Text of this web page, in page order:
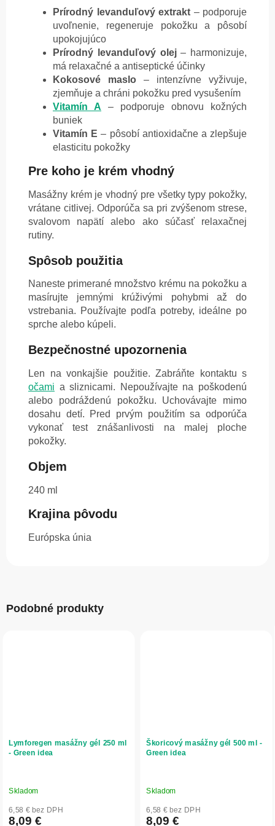
Prírodný levanduľový extrakt – podporuje
uvoľnenie, regeneruje pokožku a pôsobí
upokojujúco
Prírodný levanduľový olej– harmonizuje,
má relaxačné a antiseptické účinky
Kokosové maslo – intenzívne vyživuje,
zjemňuje a chráni pokožku pred vysušením
Vitamín A – podporuje obnovu kožných
buniek
Vitamín E – pôsobí antioxidačne a zlepšuje
elasticitu pokožky
Pre koho je krém vhodný
Masážny krém je vhodný pre všetky typy pokožky,
vrátane citlivej. Odporúča sa pri zvýšenom strese,
svalovom napätí alebo ako súčasť relaxačnej
rutiny.
Spôsob použitia
Naneste primerané množstvo krému na pokožku a
masírujte jemnými krúživými pohybmi až do
vstrebania. Používajte podľa potreby, ideálne po
sprche alebo kúpeli.
Bezpečnostné upozornenia
Len na vonkajšie použitie. Zabráňte kontaktu s
očami a sliznicami. Nepoužívajte na poškodenú
alebo podráždenú pokožku. Uchovávajte mimo
dosahu detí. Pred prvým použitím sa odporúča
vykonať test znášanlivosti na malej ploche
pokožky.
Objem
240 ml
Krajina pôvodu
Európska únia
Podobné produkty
Lymforegen masážny gél 250 ml
- Green idea
Skladom
6,58 € bez DPH
8,09 €
Škoricový masážny gél 500 ml -
Green idea
Skladom
6,58 € bez DPH
8,09 €